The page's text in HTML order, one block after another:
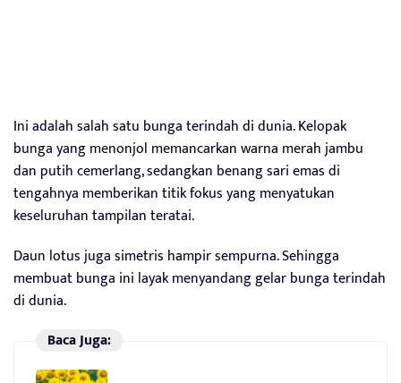
Ini adalah salah satu bunga terindah di dunia. Kelopak
bunga yang menonjol memancarkan warna merah jambu
dan putih cemerlang, sedangkan benang sari emas di
tengahnya memberikan titik fokus yang menyatukan
keseluruhan tampilan teratai.
Daun lotus juga simetris hampir sempurna. Sehingga
membuat bunga ini layak menyandang gelar bunga terindah
di dunia.
Baca Juga: